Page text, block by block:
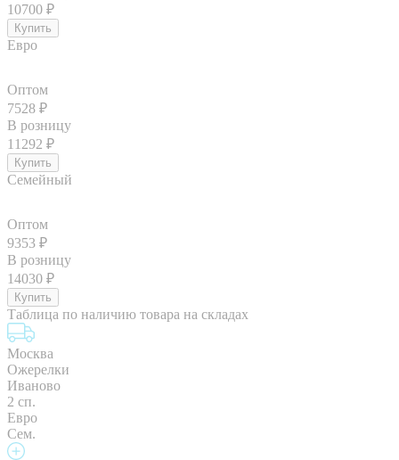
10700 ₽
Евро
Оптом
7528 ₽
В розницу
11292 ₽
Семейный
Оптом
9353 ₽
В розницу
14030 ₽
Таблица по наличию товара на складах
Москва
Ожерелки
Иваново
2 сп.
Евро
Сем.